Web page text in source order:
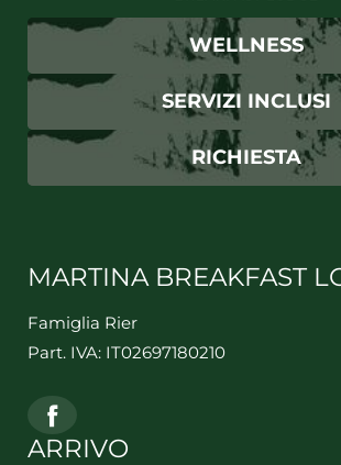
WELLNESS
SERVIZI INCLUSI
RICHIESTA
MARTINA BREAKFAST
Famiglia Rier
Part. IVA: IT02697180210
ARRIVO